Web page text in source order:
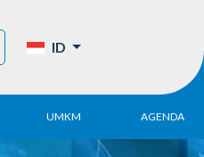
ID
UMKM AGENDA